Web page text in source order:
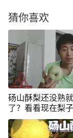
猜你喜欢
砀山酥梨还没熟
了？看看现在梨
熟？